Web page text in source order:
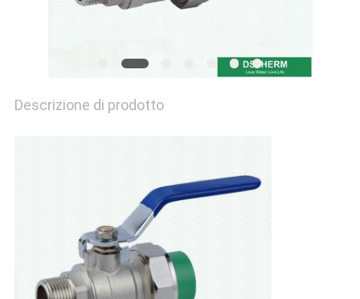
Descrizione di prodotto